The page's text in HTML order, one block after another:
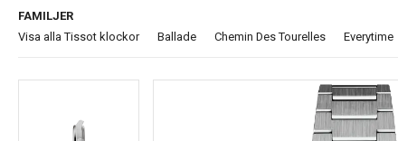
FAMILJER
Visa alla Tissot klockor
Ballade Chemin Des Tourelles Everytime